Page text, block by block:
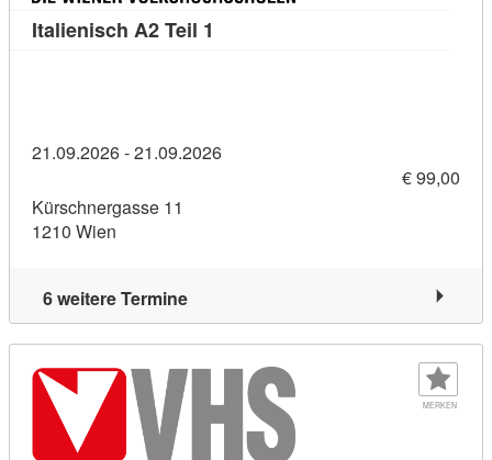
Italienisch A2 Teil 1
21.09.2026 - 21.09.2026
€ 99,00
Kürschnergasse 11
1210 Wien
6 weitere Termine
MERKEN